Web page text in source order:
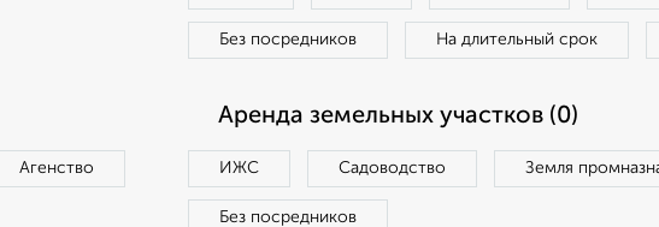
Без посредников На длительный срок
Агенство
Аренда земельных участков (0)
ИЖС Садоводство Земля
Без посредников